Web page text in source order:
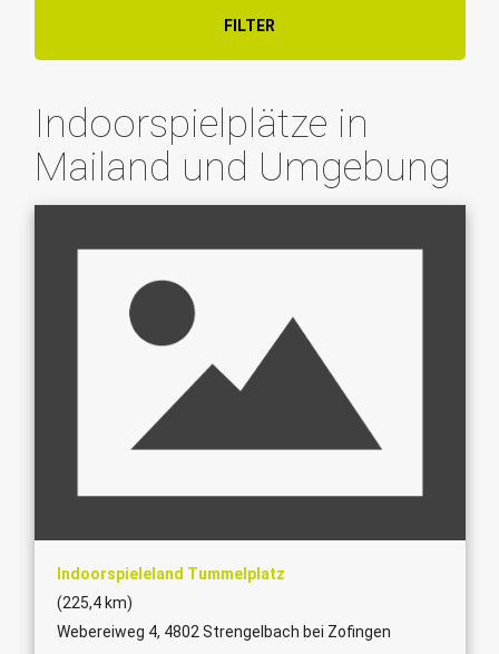
FILTER
Indoorspielplätze in
Mailand und Umgebung
Indoorspieleland Tummelplatz
(225,4 km)
Webereiweg 4, 4802 Strengelbach bei Zofingen